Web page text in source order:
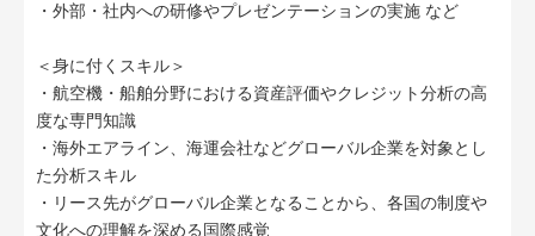
・外部・社内への研修やプレゼンテーションの実施 など
＜身に付くスキル＞
・航空機・船舶分野における資産評価やクレジット分析の高
度な専門知識
・海外エアライン、海運会社などグローバル企業を対象とし
た分析スキル
・リース先がグローバル企業となることから、各国の制度や
文化への理解を深める国際感覚